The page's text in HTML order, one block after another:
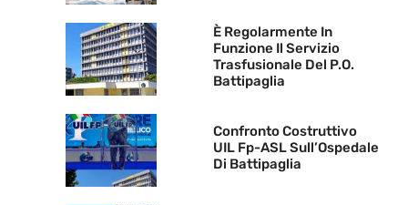
È Regolarmente In
Funzione Il Servizio
Trasfusionale Del P.O.
Battipaglia
Confronto Costruttivo
UIL Fp-ASL Sull’Ospedale
Di Battipaglia